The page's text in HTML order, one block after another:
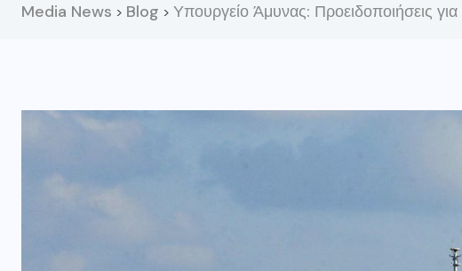
Media News > Blog > Υπουργείο Άμυνας: Προειδοποιήσεις